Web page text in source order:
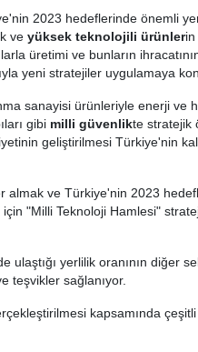
2023 hedeflerinde önemli
ve yüksek teknolojili ürünlerin
üretimi ve bunların
yeni stratejiler uygulamaya
sanayisi ürünleriyle enerji ve
gibi milli güvenlikte stratejik
geliştirilmesi Türkiye'nin
almak ve Türkiye'nin 2023
"Milli Teknoloji Hamlesi"
ulaştığı yerlilik oranının diğer
teşvikler sağlanıyor.
kapsamında